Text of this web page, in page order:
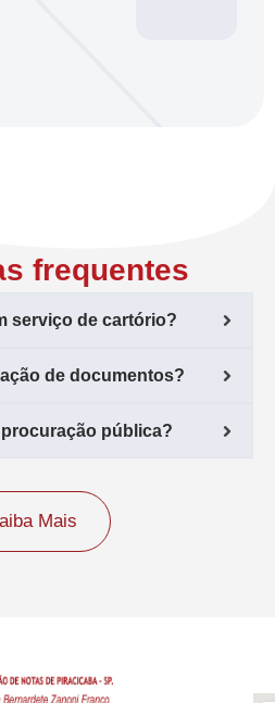
frequentes
serviço de cartório?
de documentos?
pública?
Mais